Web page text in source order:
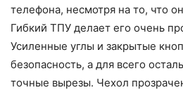
телефона, несмотря на то, что
Гибкий ТПУ делает его очень
Усиленные углы и закрытые
безопасность, а для всего
точные вырезы. Чехол